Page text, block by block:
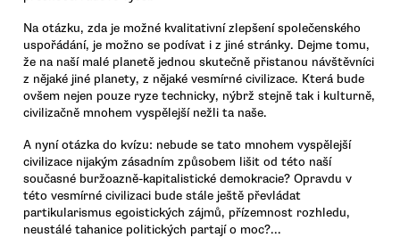
Na otázku, zda je možné kvalitativní zlepšení společenského
uspořádání, je možno se podívat i z jiné stránky. Dejme tomu,
že na naší malé planetě jednou skutečně přistanou návštěvníci
z nějaké jiné planety, z nějaké vesmírné civilizace. Která bude
ovšem nejen pouze ryze technicky, nýbrž stejně tak i kulturně,
civilizačně mnohem vyspělejší nežli ta naše.
A nyní otázka do kvízu: nebude se tato mnohem vyspělejší
civilizace nijakým zásadním způsobem lišit od této naší
současné buržoazně-kapitalistické demokracie? Opravdu v
této vesmírné civilizaci bude stále ještě převládat
partikularismus egoistických zájmů, přízemnost rozhledu,
neustálé tahanice politických partají o moc?...